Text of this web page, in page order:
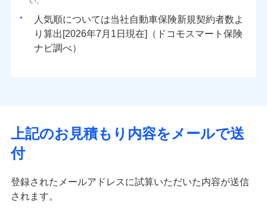
人気順については当社
新規契約者数よ
り算出[
年 月
日現在]（ドコモスマート保険
ナビ調べ）
上記のお見積もり内容をメールで送
付
登録されたメールアドレスに試算いただいた内容が送信
されます。